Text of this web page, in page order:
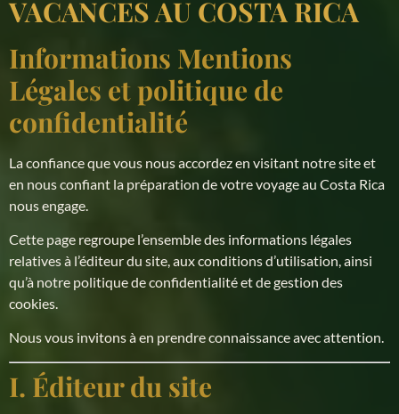
VACANCES AU COSTA RICA
Informations Mentions
Légales et politique de
confidentialité
La confiance que vous nous accordez en visitant notre site et
en nous confiant la préparation de votre voyage au Costa Rica
nous engage.
Cette page regroupe l’ensemble des informations légales
relatives à l’éditeur du site, aux conditions d’utilisation, ainsi
qu’à notre politique de confidentialité et de gestion des
cookies.
Nous vous invitons à en prendre connaissance avec attention.
I. Éditeur du site